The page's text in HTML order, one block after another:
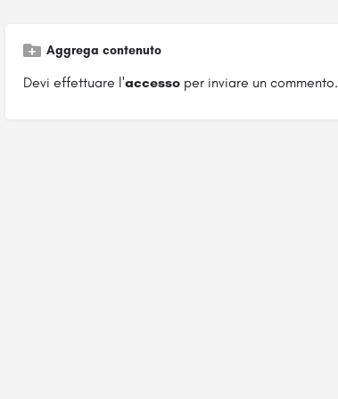
Aggrega contenuto
Devi effettuare l'accessoper inviare un commento.